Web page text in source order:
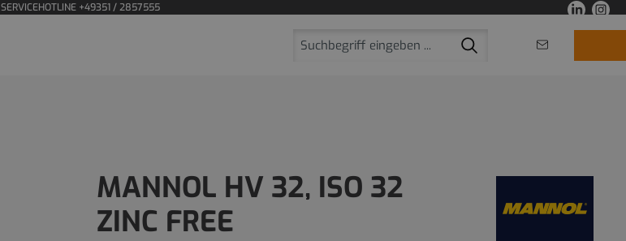
SERVICEHOTLINE +49351 / 2857555
MANNOL HV 32, ISO 32
ZINC FREE